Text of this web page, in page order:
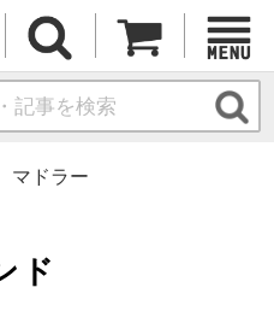
マドラー
ド